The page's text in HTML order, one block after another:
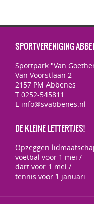
SPORTVERENIGING
Sportpark "Van
Van Voorstlaan 2
2157 PM Abbenes
T 0252-545811
E info@svabbenes.nl
DE KLEINE LETTERTJES!
Opzeggen
voetbal voor 1 mei /
dart voor 1 mei /
tennis voor 1 januari.